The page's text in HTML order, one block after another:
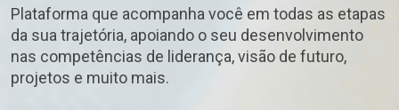
Plataforma que acompanha você em todas as etapas
da sua trajetória, apoiando o seu desenvolvimento
nas competências de liderança, visão de futuro,
projetos e muito mais.